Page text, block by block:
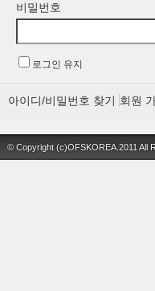
비밀번호
로그인 유지
아이디/비밀번호 찾기 회원
© Copyright (c)OFSKOREA.2011 All